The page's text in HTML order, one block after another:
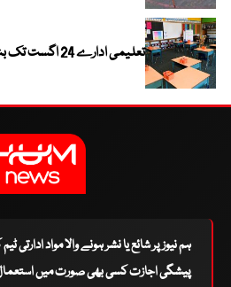
تعلیمی ادارے 24 اگست تک بند رہیں گے، رانا سکندر حیات
ہم نیوز پر شائع یا نشر ہونے والا مواد
پیشگی اجازت کسی بھی صورت میں استعمال